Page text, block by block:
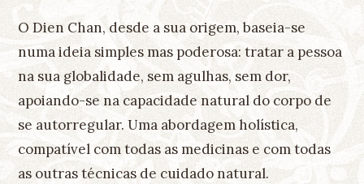
O Dien Chan, desde a sua origem, baseia-se
numa ideia simples mas poderosa: tratar a pessoa
na sua globalidade, sem agulhas, sem dor,
apoiando-se na capacidade natural do corpo de
se autorregular. Uma abordagem holística,
compatível com todas as medicinas e com todas
as outras técnicas de cuidado natural.